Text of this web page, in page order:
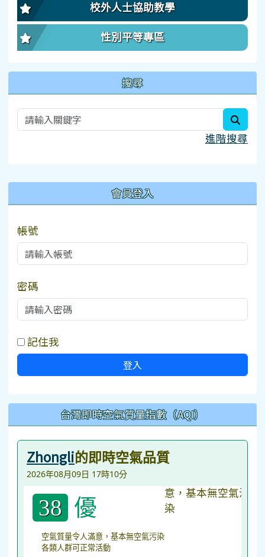
校外人士協助教學
性別平等專區
搜尋
進階搜尋
會員登入
帳號
密碼
記住我
登入
台灣即時空氣質量指數（AQI）
Zhongli的即時空氣品質
2026年08月09日 17時10分
38 優
空氣質量令人滿意，基本無空氣污染
各類人群可正常活動